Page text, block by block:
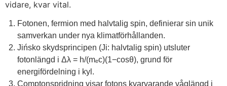
vidare, kvar vital.
Fotonen, fermion med halvtalig spin, definierar sin unik
samverkan under nya klimatförhållanden.
Jińsko skydsprincipen (Ji: halvtalig spin) utsluter
fotonlängd i Δλ = h/(mₑc)(1−cosθ), grund för
energifördelning i kyl.
Comptonspridning visar fotons kvarvarande våglängd i